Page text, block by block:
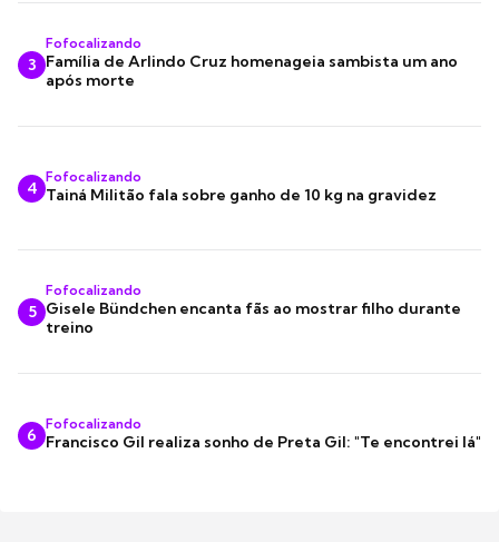
3
Fofocalizando
Família de Arlindo Cruz homenageia sambista um ano
após morte
4
Fofocalizando
Tainá Militão fala sobre ganho de 10 kg na gravidez
5
Fofocalizando
Gisele Bündchen encanta fãs ao mostrar filho durante
treino
6
Fofocalizando
Francisco Gil realiza sonho de Preta Gil: "Te encontrei lá"